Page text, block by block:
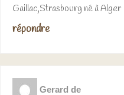
Gaillac,Strasbourg né à Alger
répondre
Gerard de